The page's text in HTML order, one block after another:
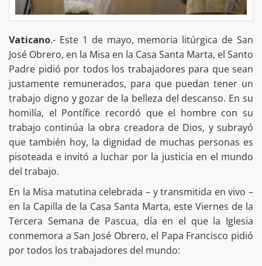
Vaticano.- Este 1 de mayo, memoria litúrgica de San
José Obrero, en la Misa en la Casa Santa Marta, el Santo
Padre pidió por todos los trabajadores para que sean
justamente remunerados, para que puedan tener un
trabajo digno y gozar de la belleza del descanso. En su
homilía, el Pontífice recordó que el hombre con su
trabajo continúa la obra creadora de Dios, y subrayó
que también hoy, la dignidad de muchas personas es
pisoteada e invitó a luchar por la justicia en el mundo
del trabajo.
En la Misa matutina celebrada – y transmitida en vivo –
en la Capilla de la Casa Santa Marta, este Viernes de la
Tercera Semana de Pascua, día en el que la Iglesia
conmemora a San José Obrero, el Papa Francisco pidió
por todos los trabajadores del mundo: